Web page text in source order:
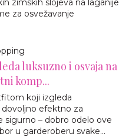
zimskih slojeva na laganije
za osvežavanje
luksuzno i osvaja na
komp...
koji izgleda
efektno za
sigurno – dobro odelo ove
u garderoberu svake...